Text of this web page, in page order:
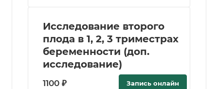
Исследование второго
плода в 1, 2, 3 триместрах
беременности (доп.
исследование)
1100 ₽ Запись онлайн